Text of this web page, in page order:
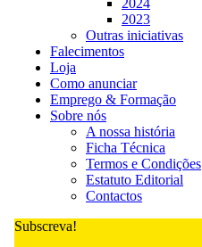
2023
Outras iniciativas
Falecimentos
Loja
Como anunciar
Emprego & Formação
Sobre nós
A nossa história
Ficha Técnica
Termos e Condições
Estatuto Editorial
Contactos
Subscreva!